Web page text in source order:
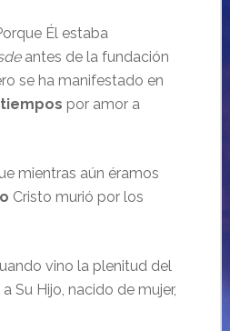
Él estaba
antes de la fundación
se ha manifestado en
tiempos por amor a
mientras aún éramos
Cristo murió por los
vino la plenitud del
a Su Hijo, nacido de mujer,